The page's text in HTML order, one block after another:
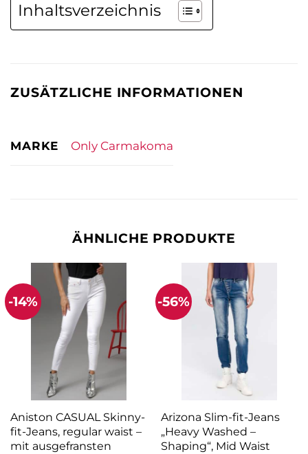
Inhaltsverzeichnis
ZUSÄTZLICHE INFORMATIONEN
MARKE Only Carmakoma
ÄHNLICHE PRODUKTE
-14%
Aniston CASUAL Skinny-
fit-Jeans, regular waist –
mit ausgefransten
-56%
Arizona Slim-fit-Jeans
„Heavy Washed –
Shaping“, Mid Waist